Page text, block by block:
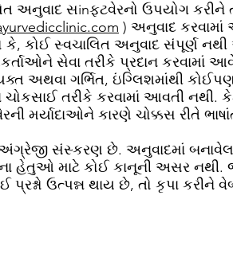
અનુવાદ સinફ્ટવેરનો ઉપયોગ કરીને
) અનુવાદ કરવામાં
કે, કોઈ સ્વચાલિત અનુવાદ સંપૂર્ણ
સેવા તરીકે પ્રદાન
અથવા ગર્ભિત, ઇંગ્લિશમાંથી
ચોકસાઈ તરીકે કરવામાં આવતી
મર્યાદાઓને કારણે ચોક્કસ રીતે
સંસ્કરણ છે. અનુવાદમાં
માટે કોઈ કાનૂની અસર નથી. જો
પ્રશ્નો ઉત્પન્ન થાય છે, તો કૃપા